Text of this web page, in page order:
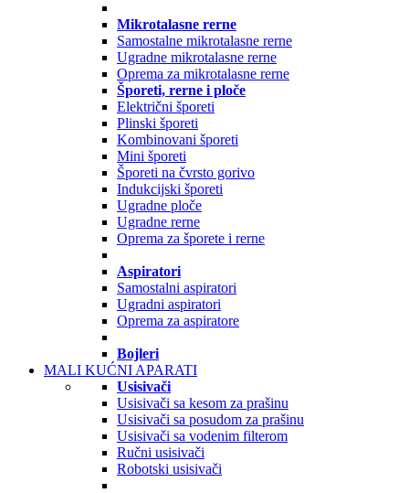
Mikrotalasne rerne
Samostalne mikrotalasne rerne
Ugradne mikrotalasne rerne
Oprema za mikrotalasne rerne
Šporeti, rerne i ploče
Električni šporeti
Plinski šporeti
Kombinovani šporeti
Mini šporeti
Šporeti na čvrsto gorivo
Indukcijski šporeti
Ugradne ploče
Ugradne rerne
Oprema za šporete i rerne
Aspiratori
Samostalni aspiratori
Ugradni aspiratori
Oprema za aspiratore
Bojleri
MALI KUĆNI APARATI
Usisivači
Usisivači sa kesom za prašinu
Usisivači sa posudom za prašinu
Usisivači sa vodenim filterom
Ručni usisivači
Robotski usisivači